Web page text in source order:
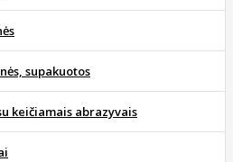
supakuotos
keičiamais abrazyvais